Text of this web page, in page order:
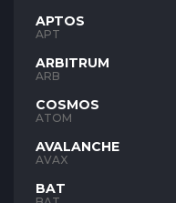
APTOS
APT
ARBITRUM
ARB
COSMOS
ATOM
AVALANCHE
AVAX
BAT